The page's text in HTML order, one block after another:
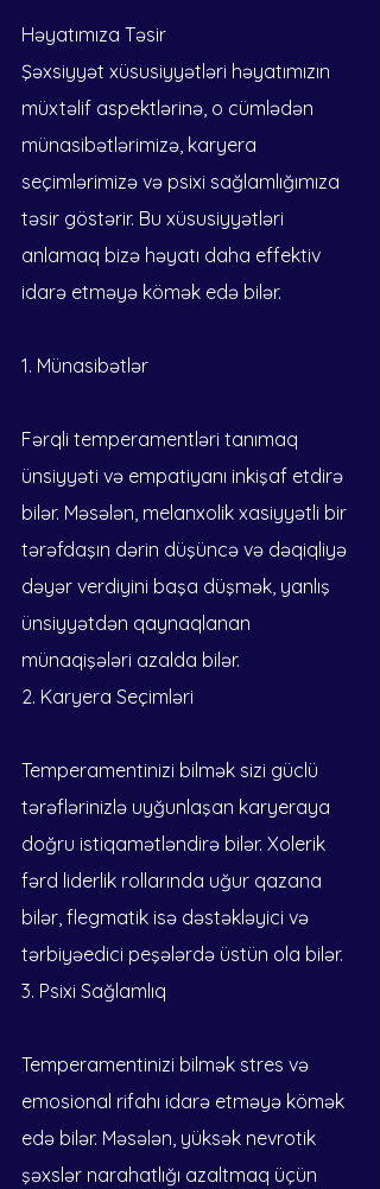
Həyatımıza Təsir
Şəxsiyyət xüsusiyyətləri həyatımızın
müxtəlif aspektlərinə, o cümlədən
münasibətlərimizə, karyera
seçimlərimizə və psixi sağlamlığımıza
təsir göstərir. Bu xüsusiyyətləri
anlamaq bizə həyatı daha effektiv
idarə etməyə kömək edə bilər.
1. Münasibətlər
Fərqli temperamentləri tanımaq
ünsiyyəti və empatiyanı inkişaf etdirə
bilər. Məsələn, melanxolik xasiyyətli bir
tərəfdaşın dərin düşüncə və dəqiqliyə
dəyər verdiyini başa düşmək, yanlış
ünsiyyətdən qaynaqlanan
münaqişələri azalda bilər.
2. Karyera Seçimləri
Temperamentinizi bilmək sizi güclü
tərəflərinizlə uyğunlaşan karyeraya
doğru istiqamətləndirə bilər. Xolerik
fərd liderlik rollarında uğur qazana
bilər, flegmatik isə dəstəkləyici və
tərbiyəedici peşələrdə üstün ola bilər.
3. Psixi Sağlamlıq
Temperamentinizi bilmək stres və
emosional rifahı idarə etməyə kömək
edə bilər. Məsələn, yüksək nevrotik
şəxslər narahatlığı azaltmaq üçün